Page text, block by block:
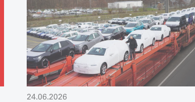
24.06.2026